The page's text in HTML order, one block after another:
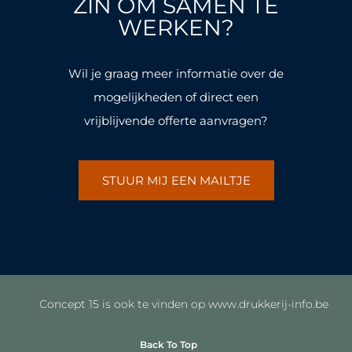
o
r
a
m
o
k
WERKEN?
Wil je graag meer informatie over de
mogelijkheden of direct een
vrijblijvende offerte aanvragen?
STUUR MIJ EEN MAILTJE
Concept 15 is ook te vinden op www.drukkerij-info.be
Back To Top